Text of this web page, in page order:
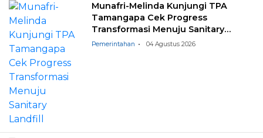
Munafri-Melinda Kunjungi TPA
Tamangapa Cek Progress
Transformasi Menuju Sanitary
Landfill
Pemerintahan 04 Agustus 2026